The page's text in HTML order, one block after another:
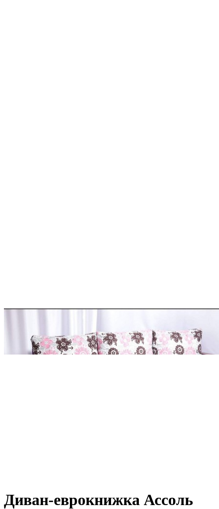
Диван-еврокнижка Ассоль